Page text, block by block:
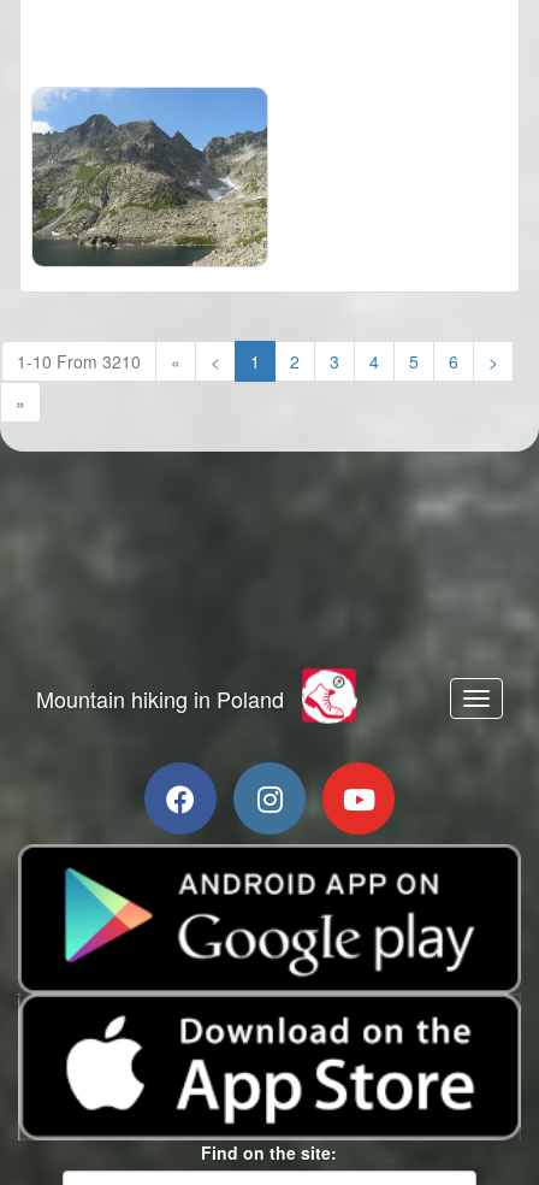
1-10 From 3210 « < 1 (current)
2 3 4 5 6
>
»
Toggle
Mountain hiking in Poland
Find on the site: